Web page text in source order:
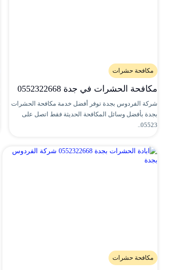
مكافحة حشرات
مكافحة الحشرات في جدة 0552322668
شركة الفردوس بجدة توفر أفضل خدمة مكافحة الحشرات
بجدة بأفضل وسائل المكافحة الحديثة فقط اتصل على
05523..
مكافحة حشرات